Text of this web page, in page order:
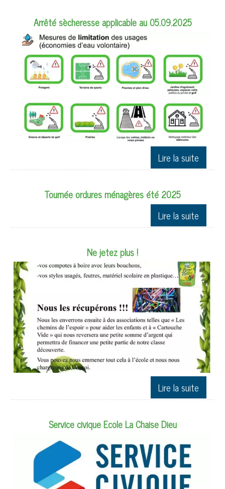
Arrêté sècheresse applicable au 05.09.2025
Tournée ordures ménagères été 2025
Ne jetez plus !
Service civique Ecole La Chaise Dieu